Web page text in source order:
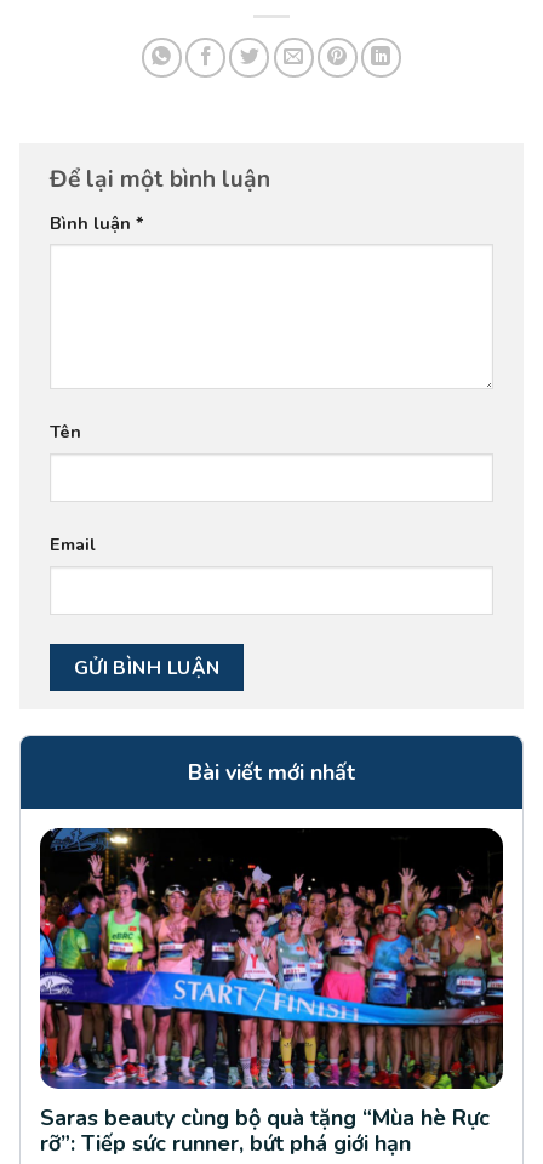
Để lại một bình luận
Bình luận *
Tên
Email
Bài viết mới nhất
Saras beauty cùng bộ quà tặng “Mùa hè Rực
rỡ”: Tiếp sức runner, bứt phá giới hạn